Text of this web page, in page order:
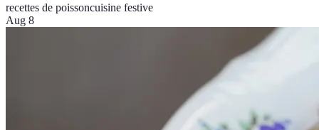
recettes de poissoncuisine festive
Aug 8